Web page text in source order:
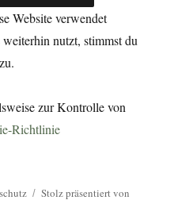
Website verwendet
nutzt, stimmst du
zur Kontrolle von
Richtlinie
Stolz präsentiert von